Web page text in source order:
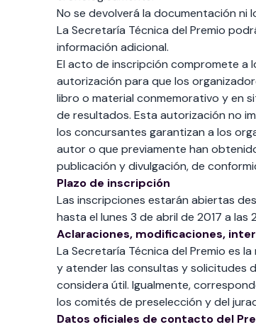
No se devolverá la documentación ni
La Secretaría Técnica del Premio
información adicional.
El acto de inscripción compromete a
autorización para que los
libro o material conmemorativo y en
de resultados. Esta autorización no
los concursantes garantizan a los
autor o que previamente han
publicación y divulgación, de
Plazo de inscripción
Las inscripciones estarán abiertas
hasta el lunes 3 de abril de 2017 a las
Aclaraciones, modificaciones,
La Secretaría Técnica del Premio es
y atender las consultas y solicitudes
considera útil. Igualmente,
los comités de preselección y del
Datos oficiales de contacto del